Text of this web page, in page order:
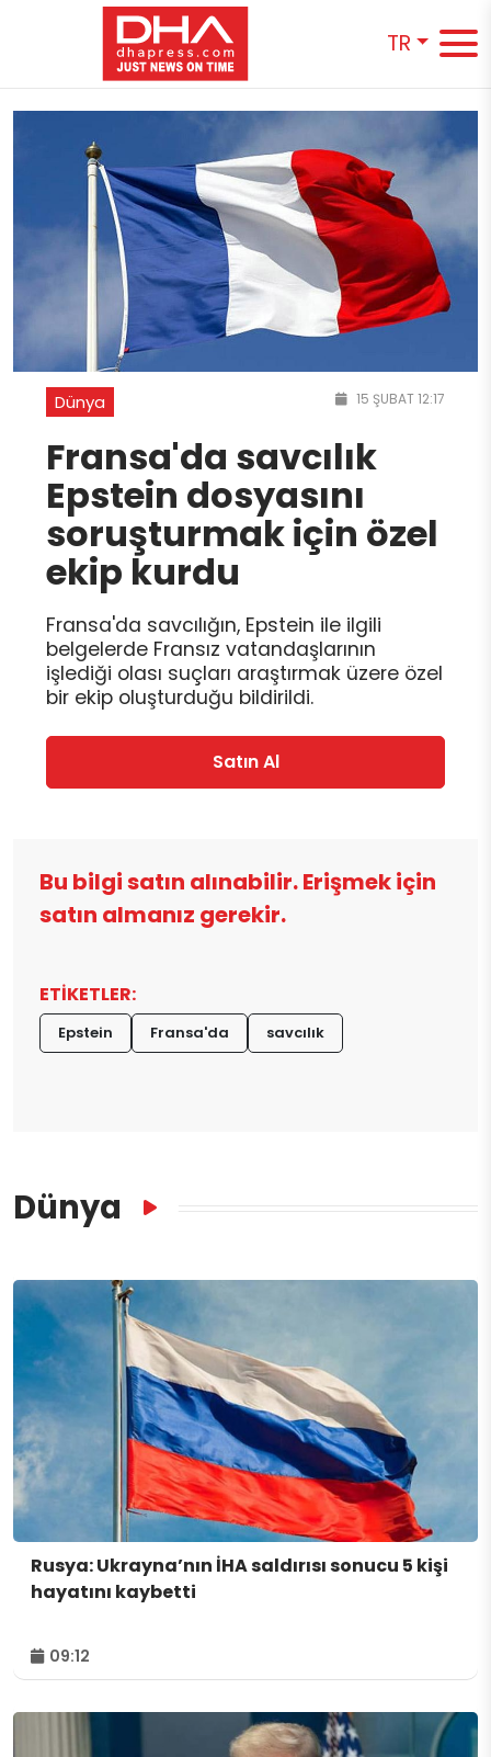
TR
Dünya 15 ŞUBAT 12:17
Fransa'da savcılık
Epstein dosyasını
soruşturmak için özel
ekip kurdu
Fransa'da savcılığın, Epstein ile ilgili
belgelerde Fransız vatandaşlarının
işlediği olası suçları araştırmak üzere özel
bir ekip oluşturduğu bildirildi.
Satın Al
Bu bilgi satın alınabilir. Erişmek için
satın almanız gerekir.
ETİKETLER:
Epstein Fransa'da savcılık
Dünya
Rusya: Ukrayna’nın İHA saldırısı sonucu 5 kişi
hayatını kaybetti
09:12